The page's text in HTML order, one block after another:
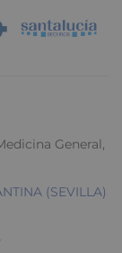
General,
(SEVILLA)